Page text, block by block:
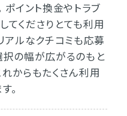
ポイント換金やトラブ
てくださりとても利用
アルなクチコミも応募
択の幅が広がるのもと
からもたくさん利用
。